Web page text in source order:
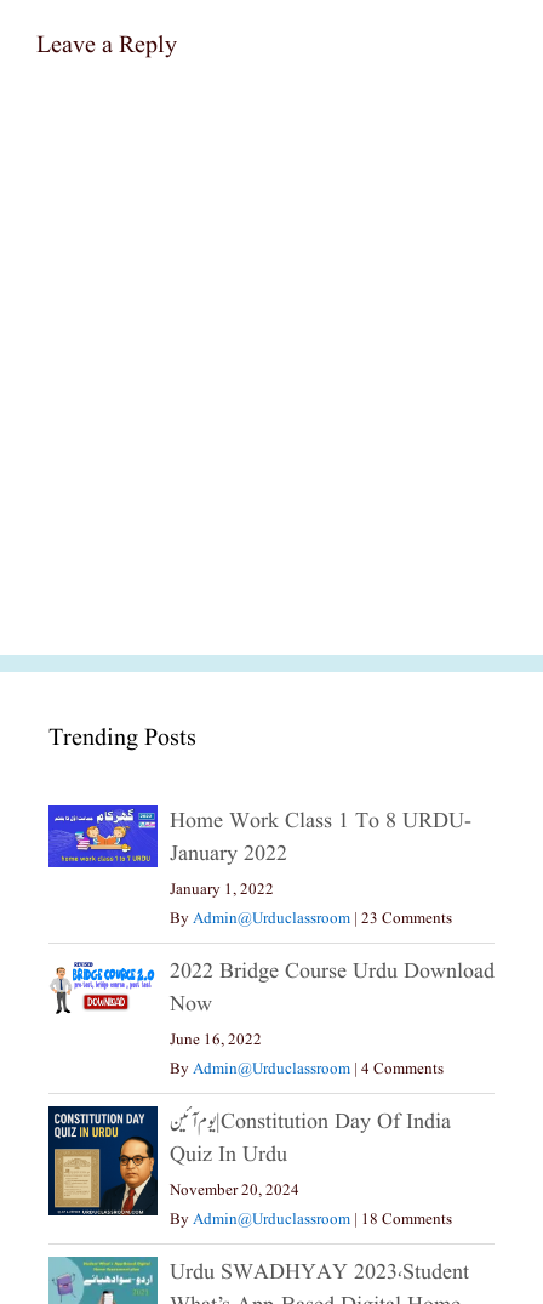
Leave a Reply
Trending Posts
Home Work Class 1 To 8 URDU-
January 2022
January 1, 2022
ByAdmin@urduclassroom | 23 Comments
2022 Bridge Course Urdu Download
Now
June 16, 2022
ByAdmin@urduclassroom | 4 Comments
یوم آئین|constitution Day Of India
Quiz In Urdu
November 20, 2024
ByAdmin@urduclassroom | 18 Comments
Urdu SWADHYAY 2023،Student